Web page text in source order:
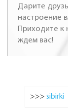
Дарите
настроение
Приходите к
ждем вас!
>>> sibirki